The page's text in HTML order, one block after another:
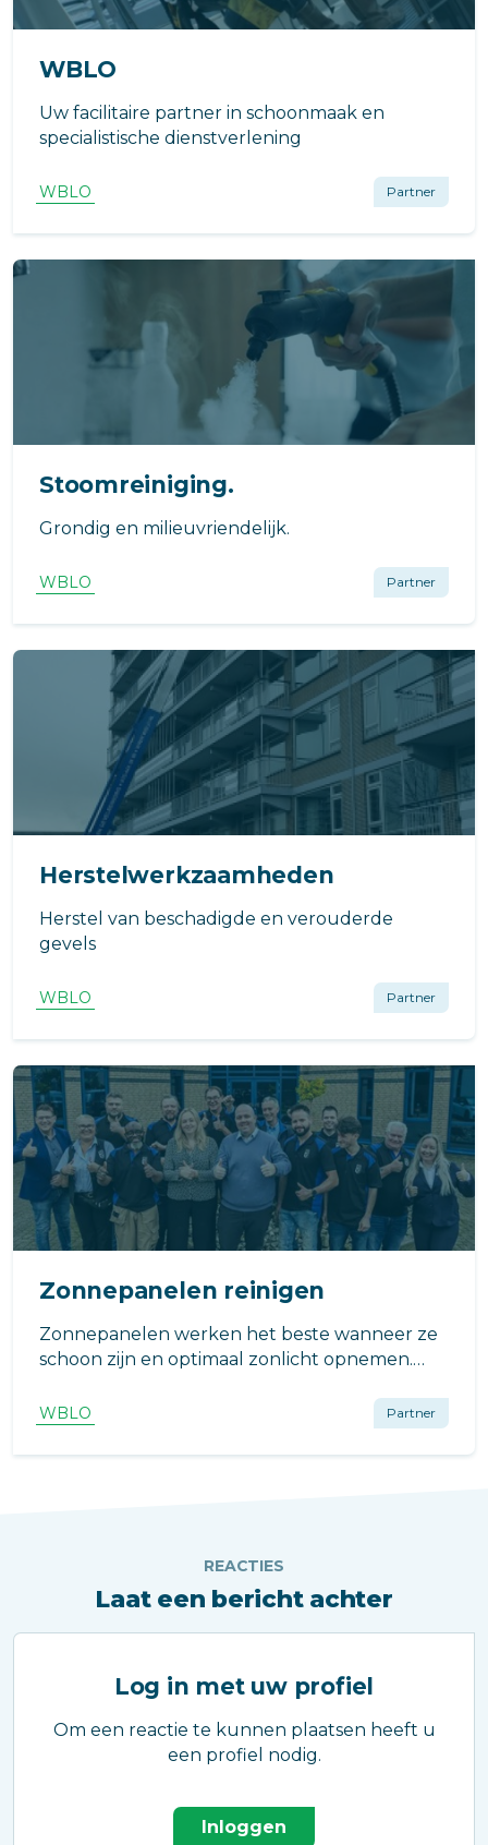
WBLO
Uw facilitaire partner in schoonmaak en
specialistische dienstverlening
WBLO Partner
Stoomreiniging.
Grondig en milieuvriendelijk.
WBLO Partner
Herstelwerkzaamheden
Herstel van beschadigde en verouderde
gevels
WBLO Partner
Zonnepanelen reinigen
Zonnepanelen werken het beste wanneer ze
schoon zijn en optimaal zonlicht opnemen.
en luchtverontreiniging kan de efficiëntie
WBLO Partner
REACTIES
Laat een bericht achter
Log in met uw profiel
Om een reactie te kunnen plaatsen heeft u
een profiel nodig.
Inloggen